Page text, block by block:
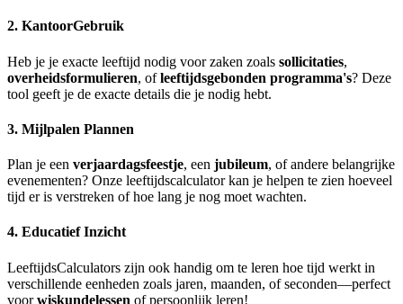
2. KantoorGebruik
Heb je je exacte leeftijd nodig voor zaken zoals sollicitaties,
overheidsformulieren, ofleeftijdsgebonden programma's? Deze
tool geeft je de exacte details die je nodig hebt.
3. Mijlpalen Plannen
Plan je een verjaardagsfeestje, een jubileum, of andere belangrijke
evenementen? Onze leeftijdscalculator kan je helpen te zien hoeveel
tijd er is verstreken of hoe lang je nog moet wachten.
4. Educatief Inzicht
LeeftijdsCalculators zijn ook handig om te leren hoe tijd werkt in
verschillende eenheden zoals jaren, maanden, of seconden—perfect
voorwiskundelessen of persoonlijk leren!